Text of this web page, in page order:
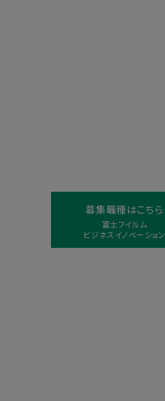
募集職種はこちら
富士フイルム
ビジネスイノベーション